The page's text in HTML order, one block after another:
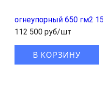
огнеупорный 650 гм2
112 500 руб/шт
В КОРЗИНУ